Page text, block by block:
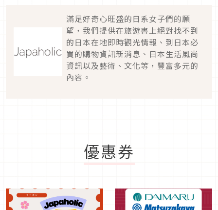
滿足好奇心旺盛的日系女子們的願
望，我們提供在旅遊書上絕對找不到
的日本在地即時觀光情報、到日本必
買的購物資訊新消息、日本生活風尚
資訊以及藝術、文化等，豐富多元的
內容。
優惠券